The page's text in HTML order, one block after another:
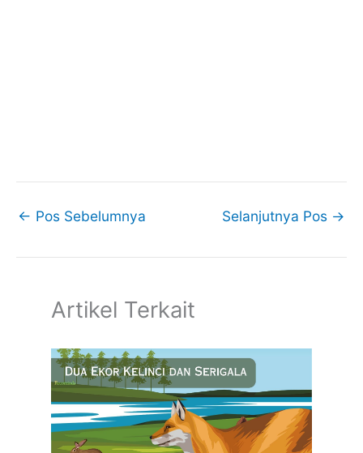
← Pos Sebelumnya Selanjutnya Pos →
Artikel Terkait